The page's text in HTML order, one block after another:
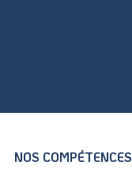
NOS COMPÉTENCES